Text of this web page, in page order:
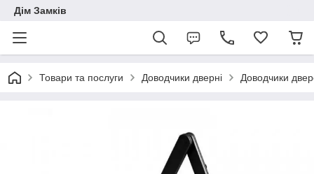
Дім Замків
Товари та послуги Доводчики дверні Доводчики